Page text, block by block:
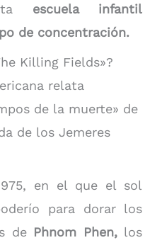
escuela infantil
de concentración.
Killing Fields»?
relata
de la muerte» de
de los Jemeres
en el que el sol
para dorar los
de Phnom Phen,los